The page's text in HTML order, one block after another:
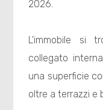
2026.
L'immobile si
collegato
una superficie
oltre a terrazzi e